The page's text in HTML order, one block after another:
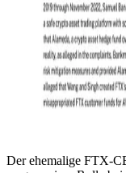
Der ehemalige FTX-